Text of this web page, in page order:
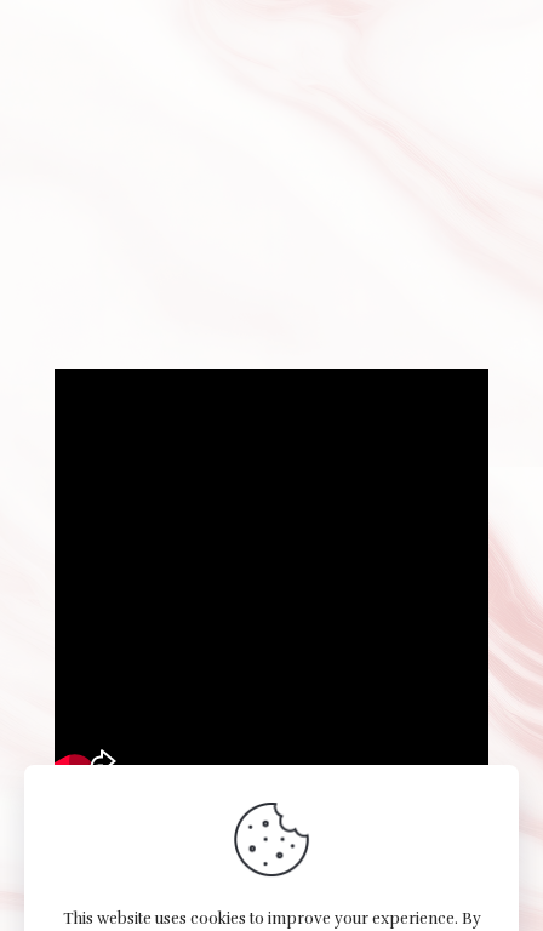
This website uses cookies to improve your experience. By